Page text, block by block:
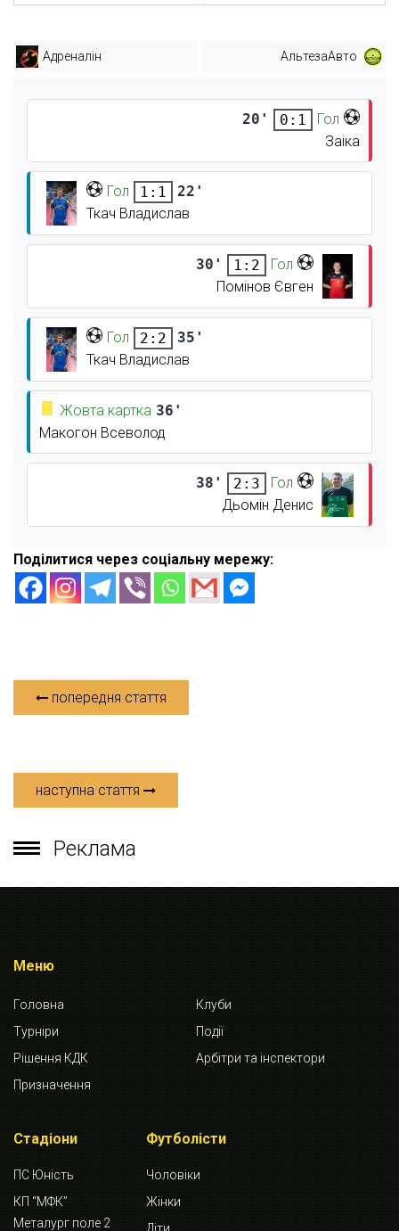
Адреналін АльтезаАвто
20' 0:1
Гол
Заіка
Гол 1:1
22'
Ткач Владислав
30' 1:2
Гол
Помінов Євген
Гол 2:2
35'
Ткач Владислав
Жовта картка 36'
Макогон Всеволод
38' 2:3
Гол
Дьомін Денис
Поділитися через соціальну мережу:
попередня стаття
наступна стаття
Реклама
Меню
Головна
Клуби
Турніри
Події
Рішення КДК
Арбітри та інспектори
Призначення
Стадіони
ПС Юність
КП “МФК”
Металург поле 2
Футболісти
Чоловіки
Жінки
Діти